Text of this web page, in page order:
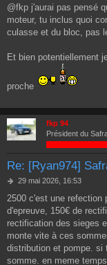
s
s
a
@fkp j'aurai pas pensé
moteur, tu inclus quoi
culasse et du bloc, pas
Et bien potentiellement
proche
fkp 94
Président du
Re: [Ryan974]
M
s
s
a
29 mai 2026, 16:53
2500 c'est une refection
d'epreuve, 150€ de
rectification des sieges
monte vite à ces
distribution et pompe. si
somme. en meme